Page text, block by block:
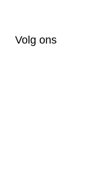
Volg ons